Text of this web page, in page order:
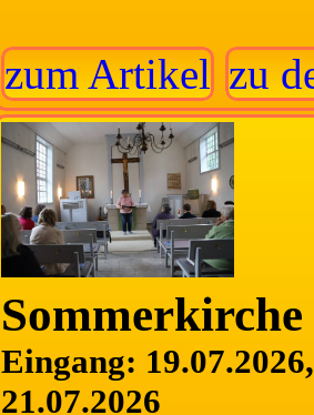
zum Artikel zu
Eingang:
21.07.2026